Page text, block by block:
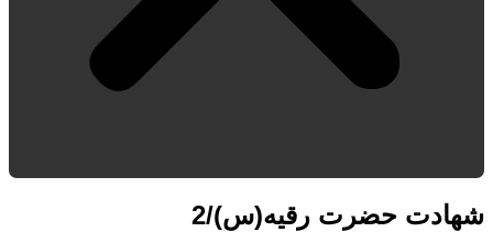
شهادت حضرت رقیه(س)/2